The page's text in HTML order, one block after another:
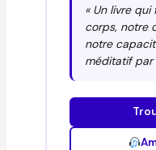
« Un livre
corps, notre
notre
méditatif par